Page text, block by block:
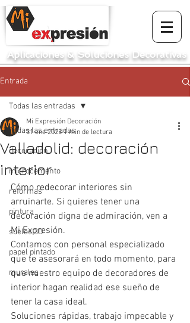
Aplicaciones & Soluciones Decorativas
Entrada
Todas las entradas
decoración
microcemento
reformas
pintura
suelos 3D
papel pintado
murales
Todas las entradas
Valladolid: decoración
interior
Mi Expresión Decoración
31 ene 2023 1 min de lectura
Cómo redecorar interiores sin
arruinarte. Si quieres tener una
decoración digna de admiración, ven a
Mi Expresión.
Contamos con personal especializado
que te asesorará en todo momento, para
que nuestro equipo de decoradores de
interior hagan realidad ese sueño de
tener la casa ideal.
Soluciones rápidas, trabajo impecable y